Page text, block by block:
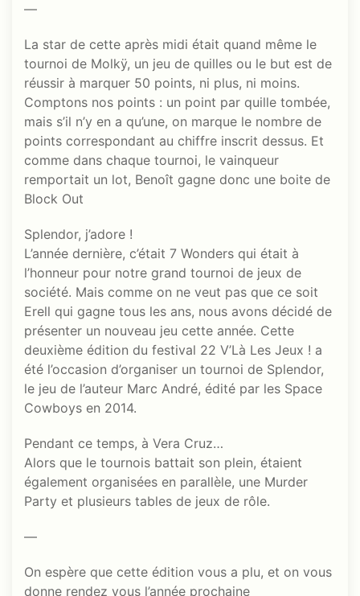
—
La star de cette après midi était quand même le
tournoi de Molkÿ, un jeu de quilles ou le but est de
réussir à marquer 50 points, ni plus, ni moins.
Comptons nos points : un point par quille tombée,
mais s’il n’y en a qu’une, on marque le nombre de
points correspondant au chiffre inscrit dessus. Et
comme dans chaque tournoi, le vainqueur
remportait un lot, Benoît gagne donc une boite de
Block Out
Splendor, j’adore !
L’année dernière, c’était 7 Wonders qui était à
l’honneur pour notre grand tournoi de jeux de
société. Mais comme on ne veut pas que ce soit
Erell qui gagne tous les ans, nous avons décidé de
présenter un nouveau jeu cette année. Cette
deuxième édition du festival 22 V’Là Les Jeux ! a
été l’occasion d’organiser un tournoi de Splendor,
le jeu de l’auteur Marc André, édité par les Space
Cowboys en 2014.
Pendant ce temps, à Vera Cruz…
Alors que le tournois battait son plein, étaient
également organisées en parallèle, une Murder
Party et plusieurs tables de jeux de rôle.
—
On espère que cette édition vous a plu, et on vous
donne rendez vous l’année prochaine